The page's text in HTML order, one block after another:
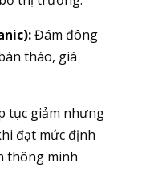
Đám đông
tháo, giá
tục giảm nhưng
đạt mức định
thông minh